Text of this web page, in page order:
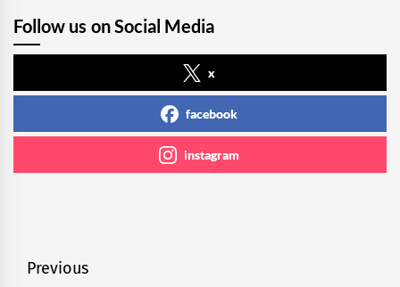
Follow us on Social Media
x
facebook
instagram
Navegación
Previous